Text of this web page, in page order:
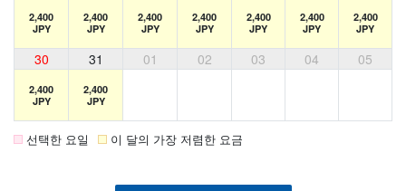
2,400
JPY
2,400
JPY
2,400
JPY
2,400
JPY
2,400
JPY
2,400
JPY
2,400
JPY
30 31 01 02 03 04 05
2,400
JPY
2,400
JPY
선택한 요일 이 달의 가장 저렴한 요금